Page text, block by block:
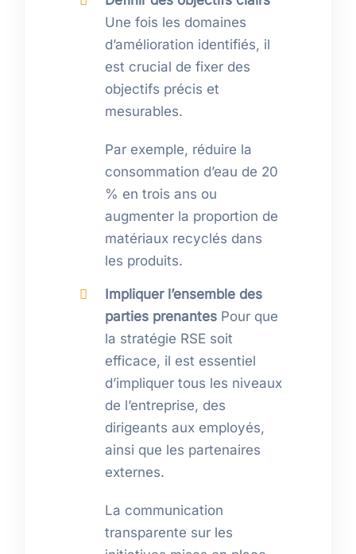
Une fois les domaines
d’amélioration identifiés, il
est crucial de fixer des
objectifs précis et
mesurables.
Par exemple, réduire la
consommation d’eau de 20
% en trois ans ou
augmenter la proportion de
matériaux recyclés dans
les produits.
Impliquer l’ensemble des
parties prenantesPour que
la stratégie RSE soit
efficace, il est essentiel
d’impliquer tous les niveaux
de l’entreprise, des
dirigeants aux employés,
ainsi que les partenaires
externes.
La communication
transparente sur les